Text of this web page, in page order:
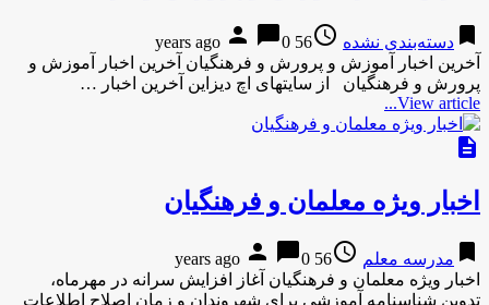
bookmark دسته‌بندی نشده access_time
56 years ago
person chat_bubble0
آخرین اخبار آموزش و پرورش و فرهنگیان آخرین اخبار آموزش و
پرورش و فرهنگیان از سایتهای اچ دیزاین آخرین اخبار …
View article...
description
اخبار ويژه معلمان و فرهنگيان
bookmark مدرسه معلم access_time
56 years ago
person chat_bubble0
اخبار ويژه معلمان و فرهنگيان آغاز افزایش سرانه در مهرماه،
تدوین شناسنامه آموزشی برای شهروندان و زمان اصلاح اطلاعات